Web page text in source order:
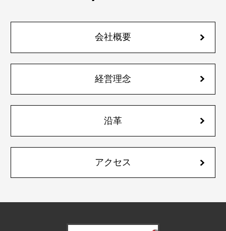
会社概要
経営理念
沿革
アクセス